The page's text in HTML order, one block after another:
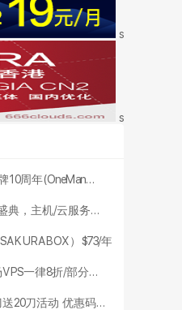
牌10周年(OneMan...
典 ， 主机/云服务...
SAKURABOX） $73/年
VPS一律8折/部分...
送20刀活动 优惠码...